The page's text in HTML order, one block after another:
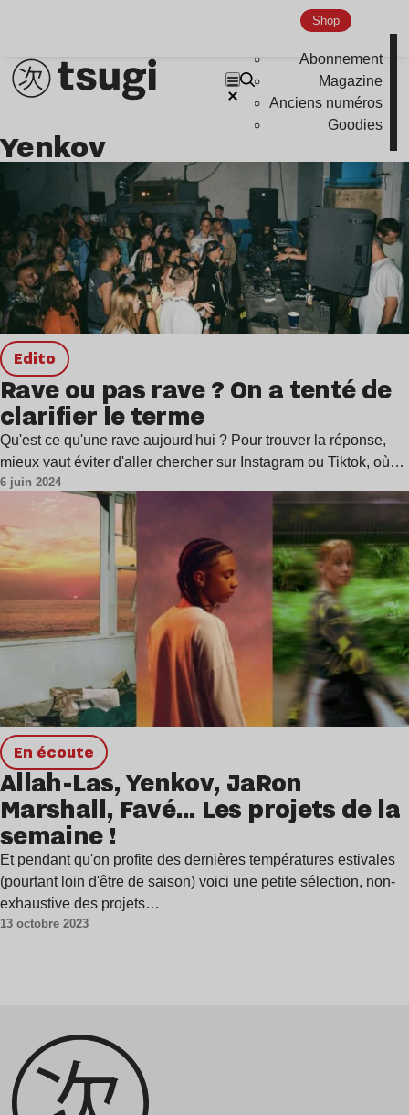
Shop
Abonnement
Magazine
Anciens numéros
Goodies
Yenkov
Edito
Rave ou pas rave ? On a tenté de
clarifier le terme
Qu'est ce qu'une rave aujourd'hui ? Pour trouver la réponse,
mieux vaut éviter d'aller chercher sur Instagram ou Tiktok, où…
6 juin 2024
en écoute
Allah-Las, Yenkov, JaRon
Marshall, Favé… Les projets de la
semaine !
Et pendant qu'on profite des dernières températures estivales
(pourtant loin d'être de saison) voici une petite sélection, non-
exhaustive des projets…
13 octobre 2023